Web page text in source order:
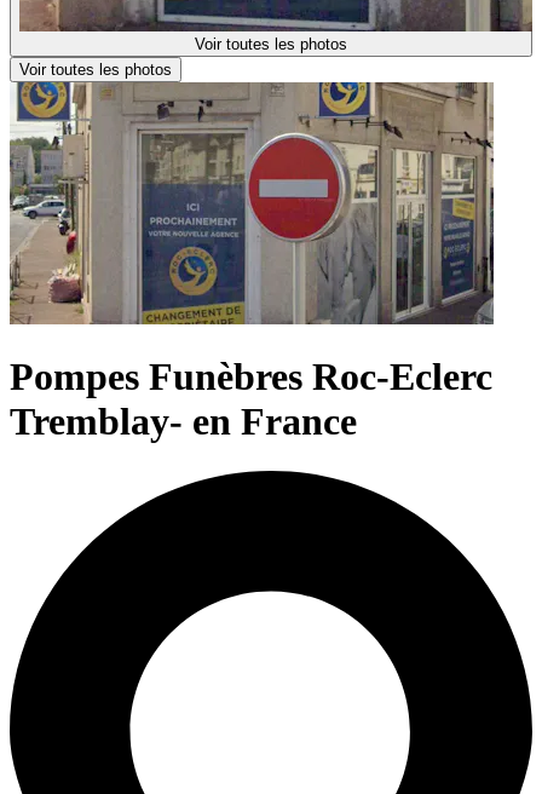
Voir toutes les photos
Voir toutes les photos
Pompes Funèbres Roc-Eclerc
Tremblay- en France